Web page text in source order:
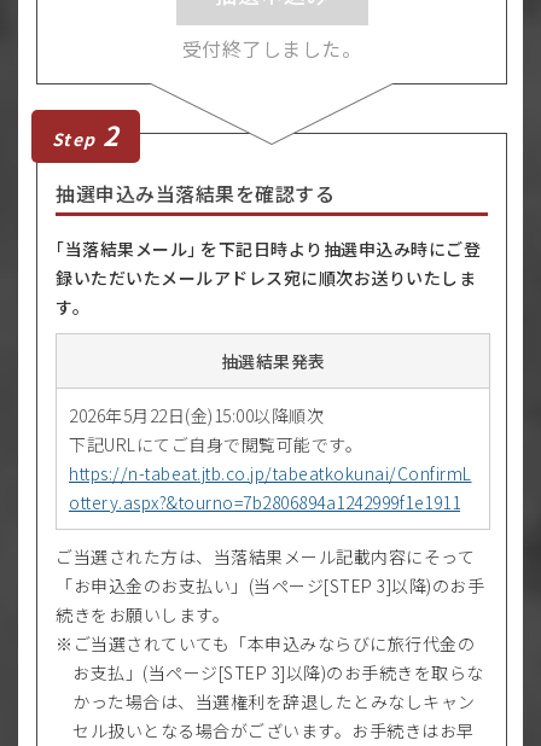
受付終了しました。
Step 2
抽選申込み当落結果を確認する
｢当落結果メール｣ を下記日時より抽選申込み時にご登
録いただいたメールアドレス宛に順次お送りいたしま
す。
抽選結果発表
2026年5月22日(金)15:00以降順次
下記URLにてご自身で閲覧可能です。
https://n-tabeat.jtb.co.jp/tabeatkokunai/ConfirmL
ottery.aspx?&tourno=7b2806894a1242999f1e1911
ご当選された方は、当落結果メール記載内容にそって
「お申込金のお支払い」(当ページ[STEP 3]以降)のお手
続きをお願いします。
ご当選されていても「本申込みならびに旅行代金の
お支払」(当ページ[STEP 3]以降)のお手続きを取らな
かった場合は、当選権利を辞退したとみなしキャン
セル扱いとなる場合がございます。お手続きはお早